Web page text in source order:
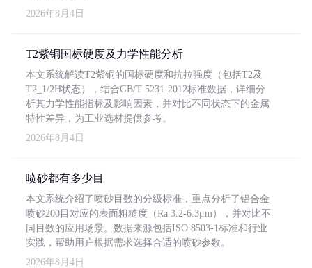
2026年8月4日
T2紫铜国标硬度及力学性能分析
本文系统解读T2紫铜的国标硬度和抗拉强度（包括T2及
T2_1/2H状态），结合GB/T 5231-2012标准数据，详细分
析其力学性能指标及影响因素，并对比不同状态下的金属
特性差异，为工业选材提供参考。
2026年8月4日
喷砂都有多少目
本文系统介绍了喷砂目数的分级标准，重点分析了铝合金
喷砂200目对应的表面粗糙度（Ra 3.2-6.3μm），并对比不
同目数的应用场景。数据来源包括ISO 8503-1标准和行业
实践，帮助用户根据需求选择合适的喷砂参数。
2026年8月4日